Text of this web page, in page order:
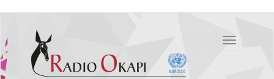
contenu
principal
Toggle